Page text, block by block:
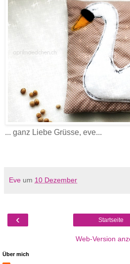
... ganz Liebe Grüsse, eve...
Eve um 10 Dezember
‹ Startseite
Web-Version
Über mich